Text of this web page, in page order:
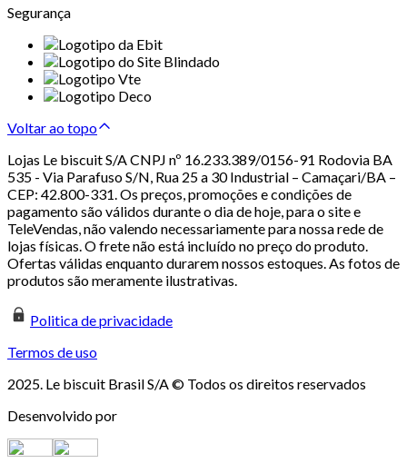
Segurança
Voltar ao topo
Lojas Le biscuit S/A CNPJ nº 16.233.389/0156-91 Rodovia BA
535 - Via Parafuso S/N, Rua 25 a 30 Industrial – Camaçari/BA –
CEP: 42.800-331. Os preços, promoções e condições de
pagamento são válidos durante o dia de hoje, para o site e
TeleVendas, não valendo necessariamente para nossa rede de
lojas físicas. O frete não está incluído no preço do produto.
Ofertas válidas enquanto durarem nossos estoques. As fotos de
produtos são meramente ilustrativas.
Politica de privacidade
Termos de uso
2025. Le biscuit Brasil S/A © Todos os direitos reservados
Desenvolvido por